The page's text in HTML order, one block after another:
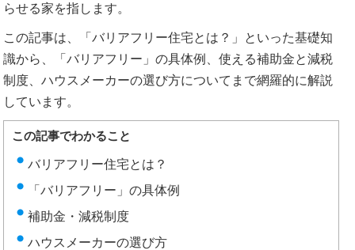
らせる家を指します。
この記事は、「バリアフリー住宅とは？」といった基礎知
識から、「バリアフリー」の具体例、使える補助金と減税
制度、ハウスメーカーの選び方についてまで網羅的に解説
しています。
この記事でわかること
バリアフリー住宅とは？
「バリアフリー」の具体例
補助金・減税制度
ハウスメーカーの選び方